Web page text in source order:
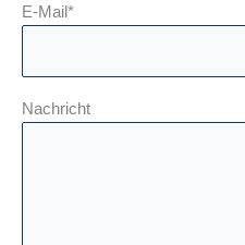
E-Mail*
Nachricht